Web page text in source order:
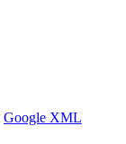
Google XML